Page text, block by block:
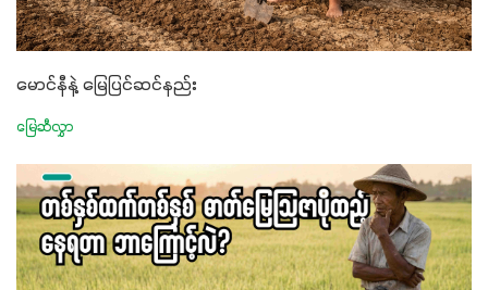
မောင်နီနဲ့ မြေပြင်ဆင်နည်း
မြေဆီလွှာ